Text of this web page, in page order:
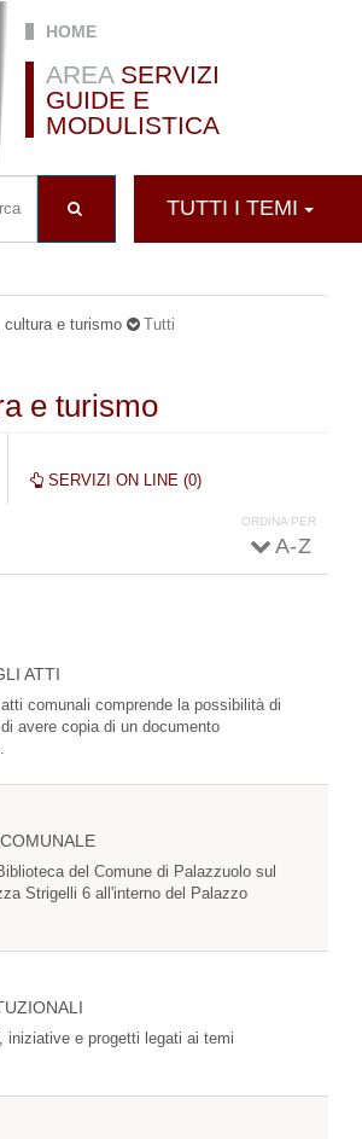
HOME
AREASERVIZI
GUIDE E
MODULISTICA
TUTTI I TEMI
cultura e turismo Tutti
e turismo
SERVIZI ON LINE (0)
ORDINA PER
A - Z
ATTI
atti comunali comprende la possibilità di
avere copia di un documento
del Comune di Palazzuolo sul
Strigelli 6 all'interno del Palazzo
iniziative e progetti legati ai temi